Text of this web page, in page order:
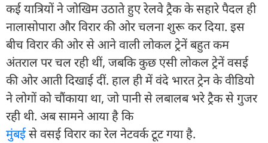
कई यात्रियों ने जोखिम उठाते हुए रेलवे ट्रैक के सहारे पैदल ही
नालासोपारा और विरार की ओर चलना शुरू कर दिया. इस
बीच विरार की ओर से आने वाली लोकल ट्रेनें बहुत कम
अंतराल पर चल रही थीं, जबकि कुछ एसी लोकल ट्रेनें वसई
की ओर आती दिखाई दीं. हाल ही में वंदे भारत ट्रेन के वीडियो
ने लोगों को चौंकाया था, जो पानी से लबालब भरे ट्रैक से गुजर
रही थी. अब सामने आया है कि
मुंबईसे वसई विरार का रेल नेटवर्क टूट गया है.